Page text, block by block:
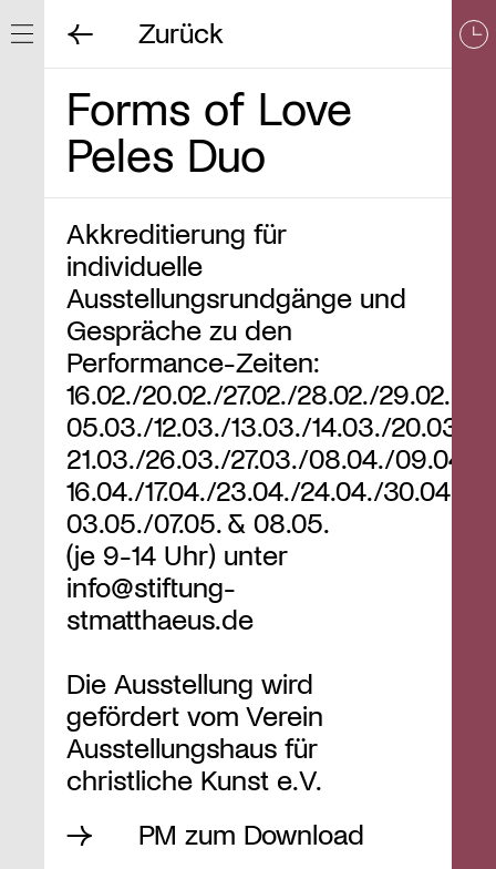
Navigation ein/ausblenden
Zurück
Forms of Love
Peles Duo
Akkreditierung für
individuelle
Ausstellungsrundgänge und
Gespräche zu den
Performance-Zeiten:
16.02./20.02./27.02./28.02./29.02./
05.03./12.03./13.03./14.03./20.03./
21.03./26.03./27.03./08.04./09.04./
16.04./17.04./23.04./24.04./30.04./
03.05./07.05. & 08.05.
(je 9-14 Uhr) unter
info@stiftung-
stmatthaeus.de
Die Ausstellung wird
gefördert vom Verein
Ausstellungshaus für
christliche Kunst e.V.
PM zum Download